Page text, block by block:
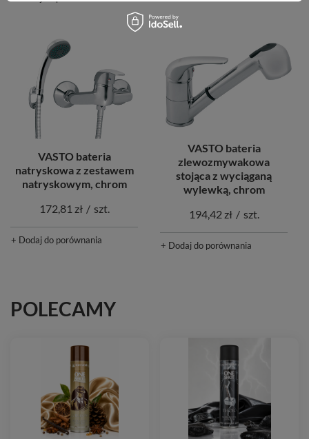
VASTO bateria
natryskowa z zestawem
natryskowym, chrom
172,81 zł / szt.
+ Dodaj do porównania
VASTO bateria
zlewozmywakowa
stojąca z wyciąganą
wylewką, chrom
194,42 zł / szt.
+ Dodaj do porównania
POLECAMY